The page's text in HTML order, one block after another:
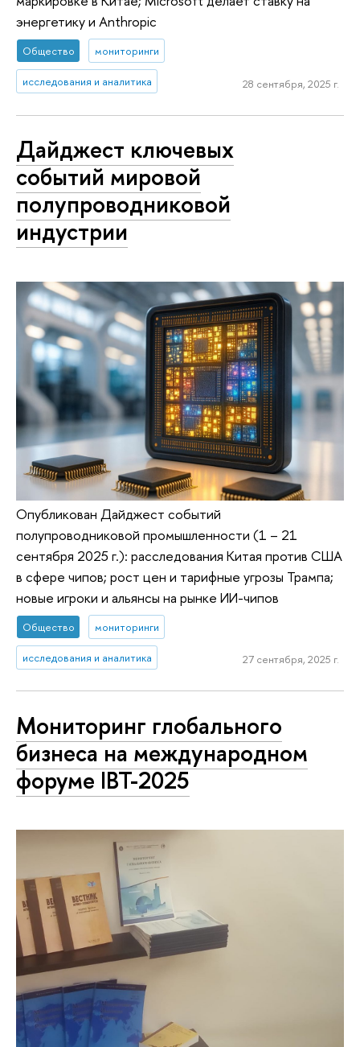
энергетику и Anthropic
Общество мониторинги
исследования и аналитика 28 сентября, 2025 г.
Дайджест ключевых
событий мировой
полупроводниковой
индустрии
Опубликован Дайджест событий
полупроводниковой промышленности (1 – 21
сентября 2025 г.): расследования Китая против США
в сфере чипов; рост цен и тарифные угрозы Трампа;
новые игроки и альянсы на рынке ИИ-чипов
Общество мониторинги
исследования и аналитика 27 сентября, 2025 г.
Мониторинг глобального
бизнеса на международном
форуме IBT-2025